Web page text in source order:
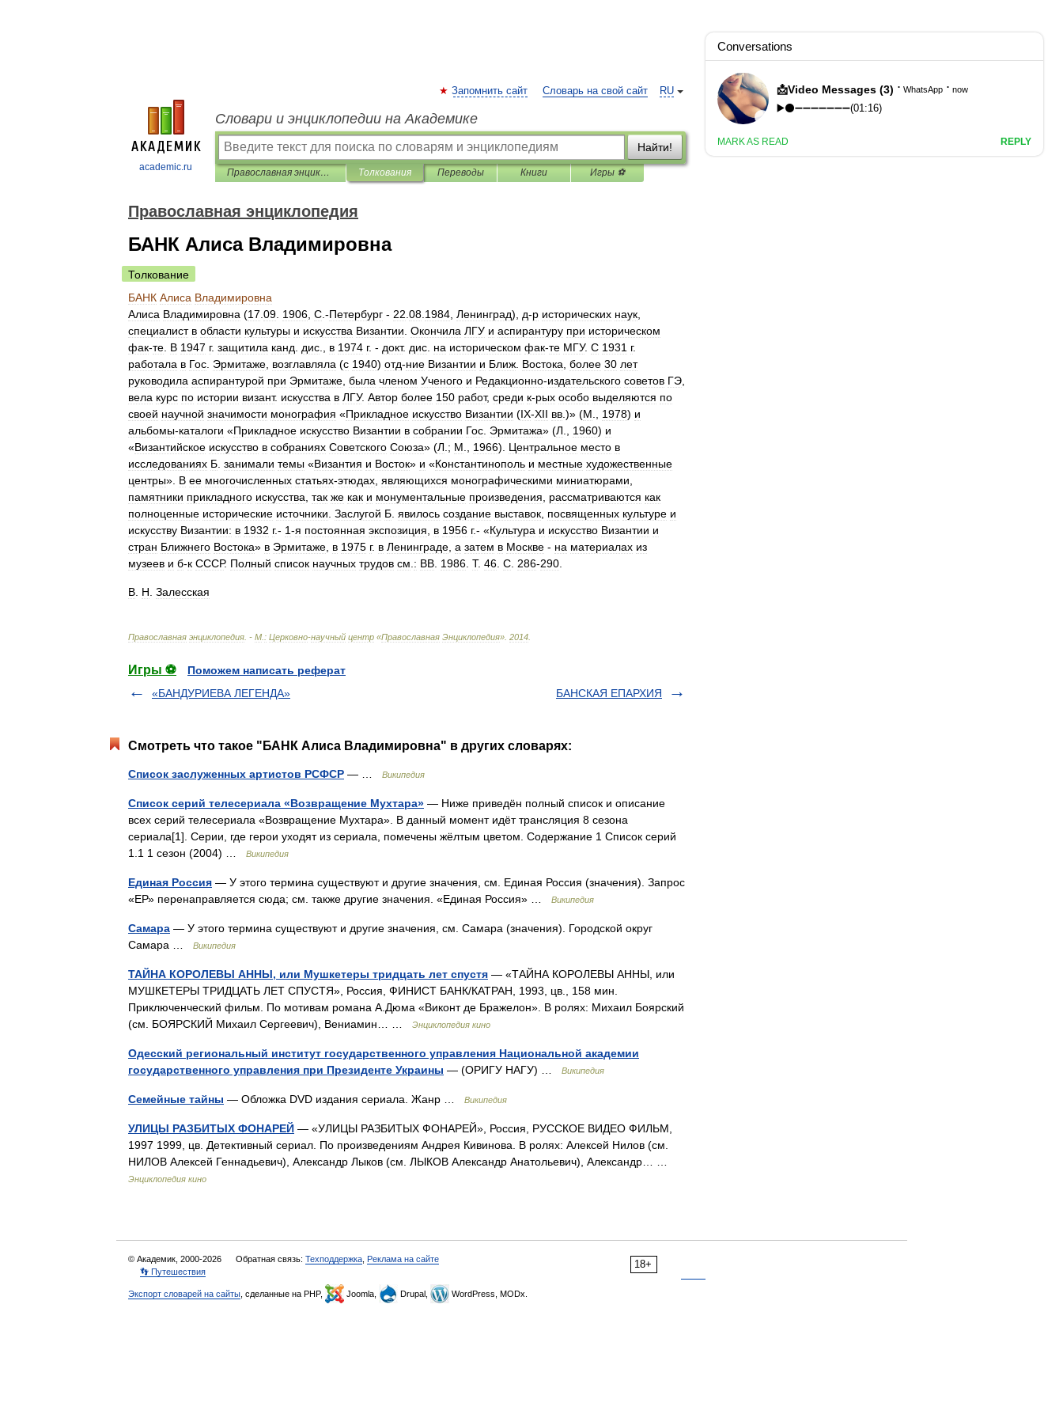
academic.ru
RU
Запомнить сайт Словарь на свой сайт
Словари и энциклопедии на Академике
Найти!
Православная энциклопедия Толкования Переводы Книги Игры ⚽
Православная энциклопедия
БАНК Алиса Владимировна
Толкование
БАНК Алиса Владимировна
Алиса Владимировна (17 09 1906 С .-Петербург - 22 08 1984 Ленинград), д-р исторических наук
специалист в области культуры и искусства Византии Окончила ЛГУ и аспирантуру при историческом
фак-те В 1947 г. защитила канд дис в 1974 г. - докт. дис на историческом фак-те МГУ. С 1931 г.
работала в Гос Эрмитаже возглавляла (с 1940) отд-ние Византии и Ближ Востока более 30 лет
руководила аспирантурой при Эрмитаже была членом Ученого и Редакционно-издательского советов ГЭ
вела курс по истории визант. искусства в ЛГУ. Автор более 150 работ, среди к-рых особо выделяются по
своей научной значимости монография «Прикладное искусство Византии (IX-XII вв .)» (М 1978) и
альбомы-каталоги «Прикладное искусство Византии в собрании Гос Эрмитажа» (Л 1960) и
«Византийское искусство в собраниях Советского Союза» (Л .; М 1966). Центральное место в
исследованиях Б занимали темы «Византия и Восток» и «Константинополь и местные художественные
центры». В ее многочисленных статьях-этюдах являющихся монографическими миниатюрами
памятники прикладного искусства так же как и монументальные произведения рассматриваются как
полноценные исторические источники Заслугой Б явилось создание выставок посвященных культуре и
искусству Византии: в 1932 г.- 1-я постоянная экспозиция в 1956 г.- «Культура и искусство Византии и
стран Ближнего Востока» в Эрмитаже в 1975 г. в Ленинграде а затем в Москве - на материалах из
музеев и б-к СССР. Полный список научных трудов см : ВВ 1986 Т. 46 С 286-290
В Н Залесская
Православная энциклопедия . - М : Церковно-научный центр «Православная Энциклопедия» 2014
Игры ⚽
Поможем написать реферат
«БАНДУРИЕВА ЛЕГЕНДА»
БАНСКАЯ ЕПАРХИЯ
Смотреть что такое "БАНК Алиса Владимировна" в других словарях:
Список заслуженных артистов РСФСР — … Википедия
Список серий телесериала «Возвращение Мухтара» — Ниже приведён полный список и описание
всех серий телесериала «Возвращение Мухтара». В данный момент идёт трансляция 8 сезона
сериала[1]. Серии, где герои уходят из сериала, помечены жёлтым цветом. Содержание 1 Список серий
1.1 1 сезон (2004) …
Википедия
Единая Россия — У этого термина существуют и другие значения, см. Единая Россия (значения). Запрос
«ЕР» перенаправляется сюда; см. также другие значения. «Единая Россия» …
Википедия
Самара — У этого термина существуют и другие значения, см. Самара (значения). Городской округ
Самара …
Википедия
ТАЙНА КОРОЛЕВЫ АННЫ, или Мушкетеры тридцать лет спустя — «ТАЙНА КОРОЛЕВЫ АННЫ, или
МУШКЕТЕРЫ ТРИДЦАТЬ ЛЕТ СПУСТЯ», Россия, ФИНИСТ БАНК/КАТРАН, 1993, цв., 158 мин.
Приключенческий фильм. По мотивам романа А.Дюма «Виконт де Бражелон». В ролях: Михаил Боярский
(см. БОЯРСКИЙ Михаил Сергеевич), Вениамин… …
Энциклопедия кино
Одесский региональный институт государственного управления Национальной академии
государственного управления при Президенте Украины — (ОРИГУ НАГУ) … Википедия
Семейные тайны — Обложка DVD издания сериала. Жанр … Википедия
УЛИЦЫ РАЗБИТЫХ ФОНАРЕЙ — «УЛИЦЫ РАЗБИТЫХ ФОНАРЕЙ», Россия, РУССКОЕ ВИДЕО ФИЛЬМ,
1997 1999, цв. Детективный сериал. По произведениям Андрея Кивинова. В ролях: Алексей Нилов (см.
НИЛОВ Алексей Геннадьевич), Александр Лыков (см. ЛЫКОВ Александр Анатольевич), Александр… …
Энциклопедия кино
18+
© Академик, 2000-2026 Обратная связь: Техподдержка Реклама на сайте
👣 Путешествия
Экспорт словарей на сайты , сделанные на PHP, Joomla, Drupal, WordPress, MODx.